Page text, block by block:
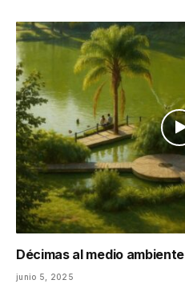
Décimas al medio ambiente
junio 5, 2025